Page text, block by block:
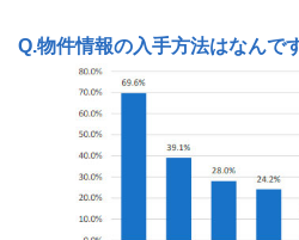
Q.物件情報の入手方法はなんで